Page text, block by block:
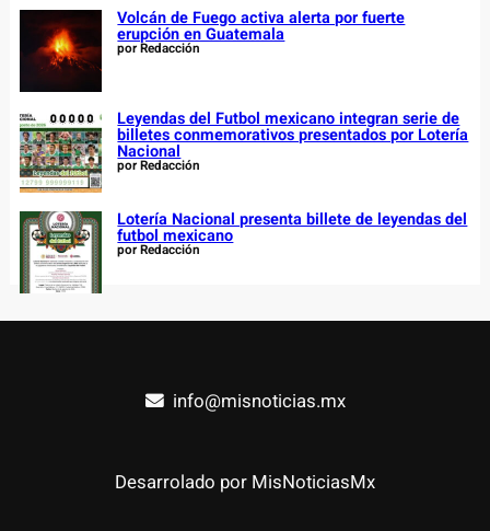
Volcán de Fuego activa alerta por fuerte
erupción en Guatemala
por Redacción
Leyendas del Futbol mexicano integran serie de
billetes conmemorativos presentados por Lotería
Nacional
por Redacción
Lotería Nacional presenta billete de leyendas del
futbol mexicano
por Redacción
info@misnoticias.mx
Desarrolado por MisNoticiasMx